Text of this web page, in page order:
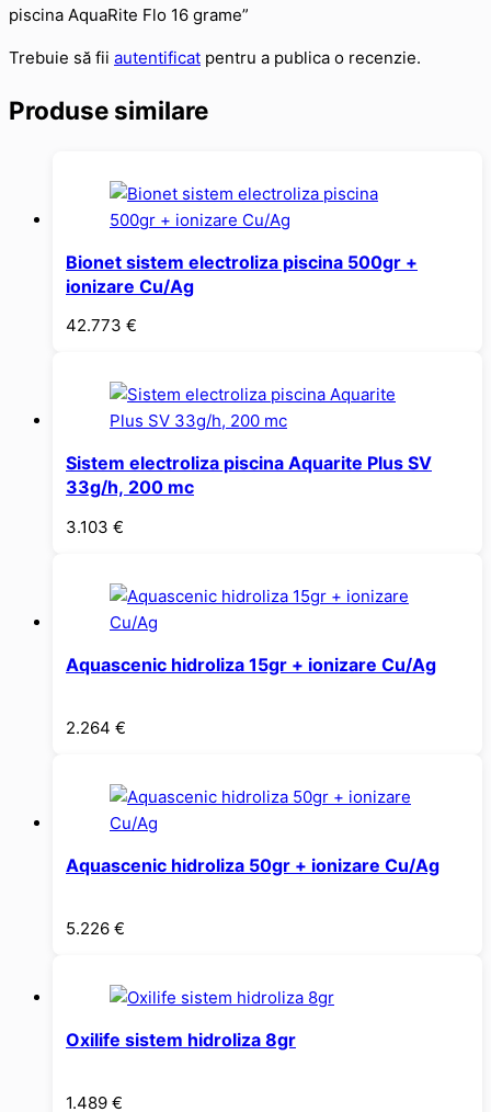
piscina AquaRite Flo 16 grame”
Trebuie să fii autentificat pentru a publica o recenzie.
Produse similare
Bionet sistem electroliza piscina 500gr +
ionizare Cu/Ag
42.773 €
Sistem electroliza piscina Aquarite Plus SV
33g/h, 200 mc
3.103 €
Aquascenic hidroliza 15gr + ionizare Cu/Ag
2.264 €
Aquascenic hidroliza 50gr + ionizare Cu/Ag
5.226 €
Oxilife sistem hidroliza 8gr
1.489 €